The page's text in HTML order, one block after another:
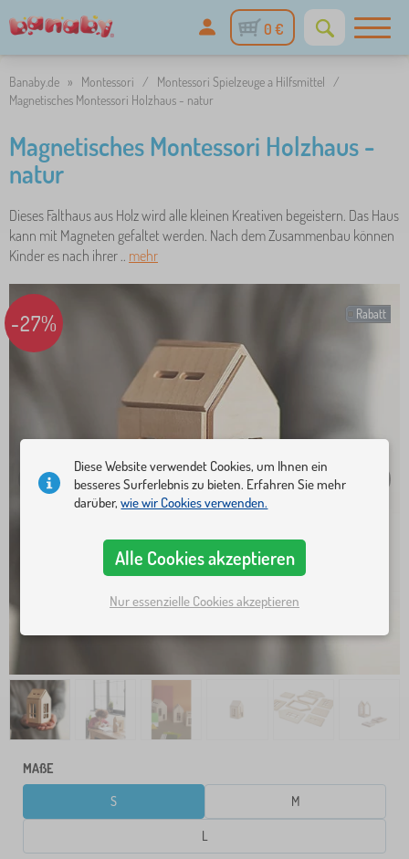
0 €
Banaby.de » Montessori / Montessori Spielzeuge a Hilfsmittel
/
Magnetisches Montessori Holzhaus - natur
Magnetisches Montessori Holzhaus -
natur
Dieses Falthaus aus Holz wird alle kleinen Kreativen begeistern. Das Haus
kann mit Magneten gefaltet werden. Nach dem Zusammenbau können
Kinder es nach ihrer .. mehr
Rabatt
-27%
MAßE
S M
L
Diese Website verwendet Cookies, um Ihnen ein
besseres Surferlebnis zu bieten. Erfahren Sie mehr
darüber,wie wir Cookies verwenden.
Alle Cookies akzeptieren
Nur essenzielle Cookies akzeptieren